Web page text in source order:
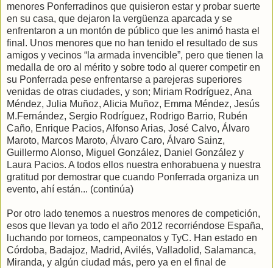
menores Ponferradinos que quisieron estar y probar suerte
en su casa, que dejaron la vergüenza aparcada y se
enfrentaron a un montón de público que les animó hasta el
final. Unos menores que no han tenido el resultado de sus
amigos y vecinos “la armada invencible”, pero que tienen la
medalla de oro al mérito y sobre todo al querer competir en
su Ponferrada pese enfrentarse a parejeras superiores
venidas de otras ciudades, y son; Miriam Rodríguez, Ana
Méndez, Julia Muñoz, Alicia Muñoz, Emma Méndez, Jesús
M.Fernández, Sergio Rodríguez, Rodrigo Barrio, Rubén
Caño, Enrique Pacios, Alfonso Arias, José Calvo, Álvaro
Maroto, Marcos Maroto, Álvaro Caro, Álvaro Sainz,
Guillermo Alonso, Miguel González, Daniel González y
Laura Pacios. A todos ellos nuestra enhorabuena y nuestra
gratitud por demostrar que cuando Ponferrada organiza un
evento, ahí están... (continúa)
Por otro lado tenemos a nuestros menores de competición,
esos que llevan ya todo el año 2012 recorriéndose España,
luchando por torneos, campeonatos y TyC. Han estado en
Córdoba, Badajoz, Madrid, Avilés, Valladolid, Salamanca,
Miranda, y algún ciudad más, pero ya en el final de